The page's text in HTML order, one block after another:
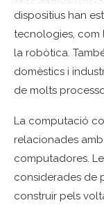
dispositius han
tecnologies, com
la robòtica.
domèstics i
de molts
La computació
relacionades
computadores.
considerades de
construir pels